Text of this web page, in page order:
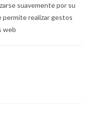
suavemente por su
realizar gestos
web